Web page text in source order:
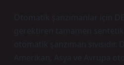
Otomatik şanzımanlar için
gerektiren tamamen
otomatik şanzıman sıvısıdır.
Amerikan, Asya ve Avrupa